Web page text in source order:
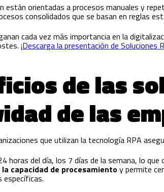
están orientadas a procesos manuales y
consolidados que se basan en reglas
cada vez más importancia en la
¡Descarga la presentación de Soluciones
de las
de las
que utilizan la tecnología RPA
horas del día, los 7 días de la semana, lo
capacidad de procesamientoy permite
específicas.